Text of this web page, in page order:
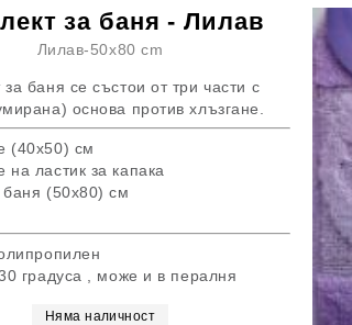
за баня - Лилав
Лилав-50x80 cm
за баня се състои от три части с
основа против хлъзгане.
(40x50) см
на ластик за капака
(50x80) см
градуса , може и в пералня
Няма наличност